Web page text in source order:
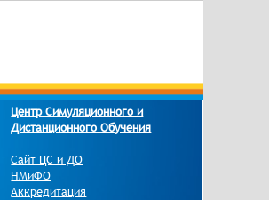
Центр Симуляционного и
Дистанционного Обучения
Сайт ЦС и ДО
НМиФО
Аккредитация